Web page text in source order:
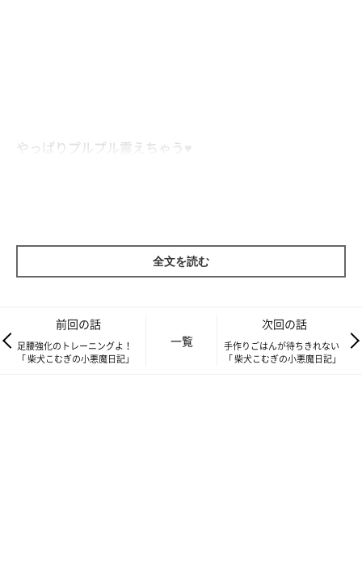
やっぱりプルプル震えちゃう♥
全文を読む
前回の話
足腰強化のトレーニングよ！
「 柴犬こむぎの小悪魔日記」
一覧
次回の話
手作りごはんが待ちきれない
「 柴犬こむぎの小悪魔日記」